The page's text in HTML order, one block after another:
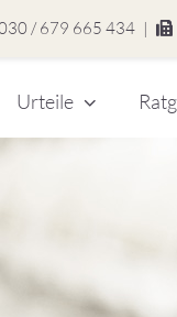
/ 679 665 434 |
Urteile